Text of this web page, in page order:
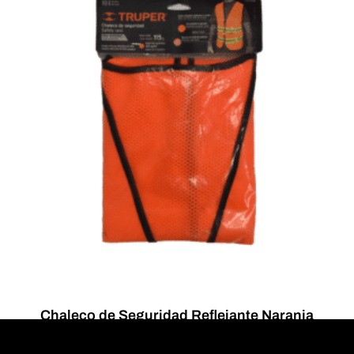
Chaleco de Seguridad Reflejante Naranja